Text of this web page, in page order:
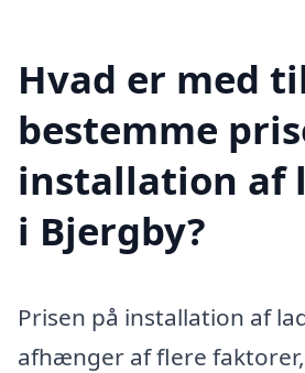
Hvad er med
bestemme
installation af
i Bjergby?
Prisen på installation af
afhænger af flere